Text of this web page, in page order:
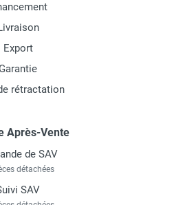
Export
Garantie
rétractation
Après-Vente
de SAV
détachées
SAV